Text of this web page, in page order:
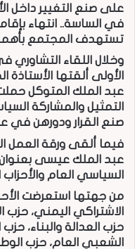
على صنع التغيير داخل
في الساسة.. انتهاء
تستهدف المجتمع
وخلال اللقاء التشاوري
الأولى ألقتها
عبد الملك المتوكل
التمثيل والمشاركة
صنع القرار ودورهن في
فيما ألقى ورقة العمل
عبد الملك عيسى بعنوان
السياسي العام
من جهتها استعرضت
الاشتراكي اليمني، حزب
حزب العدالة والبناء،
الشعبي العام، حزب